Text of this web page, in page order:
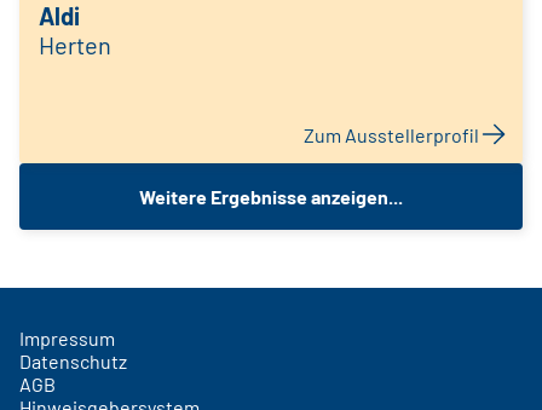
Aldi
Herten
Zum Ausstellerprofil
Weitere Ergebnisse anzeigen...
Impressum
Datenschutz
AGB